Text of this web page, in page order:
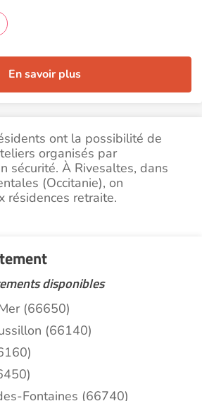
En savoir plus
ont la possibilité de
organisés par
sécurité. À Rivesaltes, dans
(Occitanie), on
résidences retraite.
disponibles
(66650)
(66140)
Fontaines (66740)